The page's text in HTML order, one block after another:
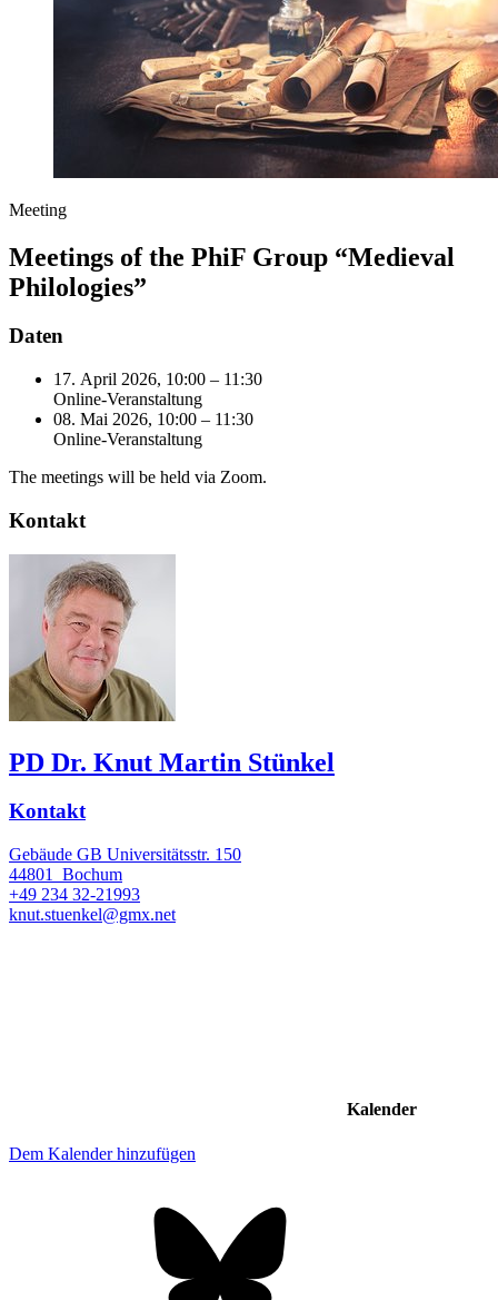
Meeting
Meetings of the PhiF Group “Medieval
Philologies”
Daten
17. April 2026, 10:00 – 11:30
Online-Veranstaltung
08. Mai 2026, 10:00 – 11:30
Online-Veranstaltung
The meetings will be held via Zoom.
Kontakt
PD Dr. Knut Martin Stünkel
Kontakt
Gebäude GB Universitätsstr. 150
44801
Bochum
+49 234 32-21993
knut.stuenkel@gmx.net
Kalender
Dem Kalender hinzufügen